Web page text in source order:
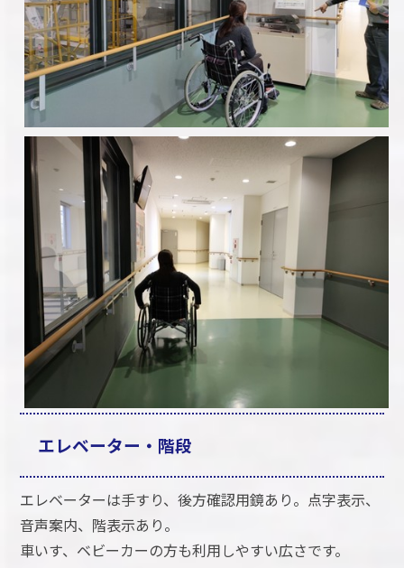
エレベーター・階段
エレベーターは手すり、後方確認用鏡あり。点字表示、
音声案内、階表示あり。
車いす、ベビーカーの方も利用しやすい広さです。